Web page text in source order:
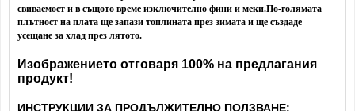
свиваемост и в същото време изключително фини и меки.По-голямата
плътност на плата ще запази топлината през зимата и ще създаде
усещане за хлад през лятото.
Изображението отговаря 100% на предлагания
продукт!
ИНСТРУКЦИИ ЗА ПРОДЪЛЖИТЕЛНО ПОЛЗВАНЕ: